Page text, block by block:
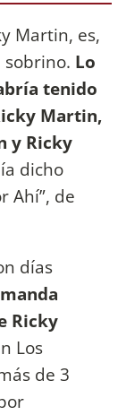
Martin, es,
sobrino. Lo
tenido
Martin,
y Ricky
dicho
Ahí”, de
días
Ricky
Los
de 3